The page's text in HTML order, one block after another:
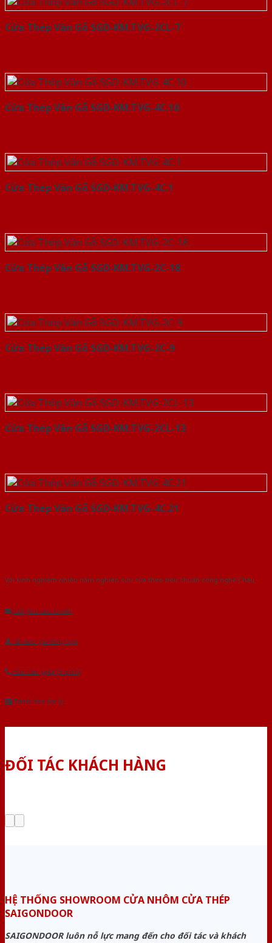
Cửa Thép Vân Gỗ SGD-KM.TVG-2CL-7
Cửa Thép Vân Gỗ SGD-KM.TVG-4C.10
Cửa Thép Vân Gỗ SGD-KM.TVG-4C.1
Cửa Thép Vân Gỗ SGD-KM.TVG-2C-18
Cửa Thép Vân Gỗ SGD-KM.TVG-2C-9
Cửa Thép Vân Gỗ SGD-KM.TVG-2CL-13
Cửa Thép Vân Gỗ SGD-KM.TVG-4C.21
Với kinh nghiệm nhiêu năm nghiên cứu cửa theo tiêu chuẩn công nghệ Châu
Gửi yêu cầu tư vấn
Tải báo giá tổng hợp
Yêu cầu gọi lại (3 phút)
Dành cho đại lý
ĐỐI TÁC KHÁCH HÀNG
HỆ THỐNG SHOWROOM CỬA NHÔM CỬA THÉP
SAIGONDOOR
SAIGONDOOR luôn nỗ lực mang đến cho đối tác và khách